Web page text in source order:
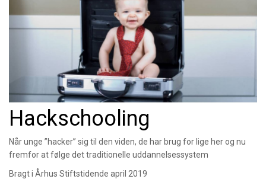
Hackschooling
Når unge ”hacker” sig til den viden, de har brug for lige her og nu
fremfor at følge det traditionelle uddannelsessystem
Bragt i Århus Stiftstidende april 2019